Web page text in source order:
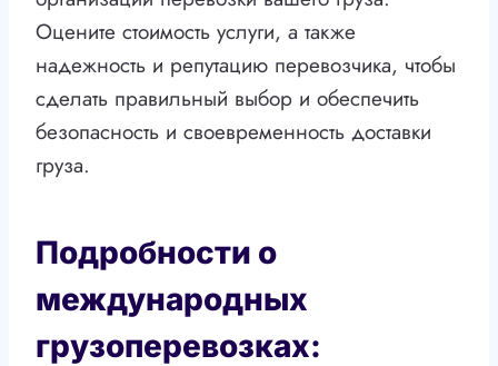
Оцените стоимость услуги, а также
надежность и репутацию перевозчика, чтобы
сделать правильный выбор и обеспечить
безопасность и своевременность доставки
груза.
Подробности о
международных
грузоперевозках: